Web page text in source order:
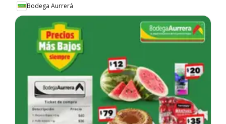
Bodega Aurrerá